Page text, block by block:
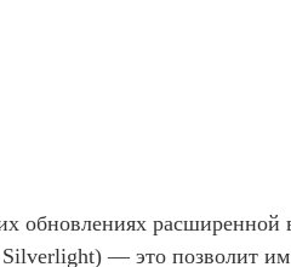
обновлениях расширенной
Silverlight) — это позволит